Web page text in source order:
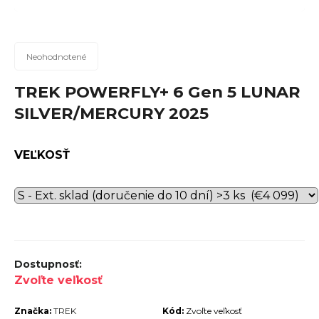
Priemerné
produktu
je
0,0
5
Neohodnotené
TREK POWERFLY+ 6 Gen 5 LUNAR
SILVER/MERCURY 2025
VEĽKOSŤ
Zvoľte veľkosť
Kód: Zvoľte veľkosť
Značka: TREK
ť
?
d
o